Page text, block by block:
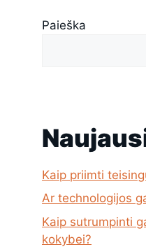
Paieška
Kaip priimti
Ar technologijos
Kaip sutrumpinti
kokybei?